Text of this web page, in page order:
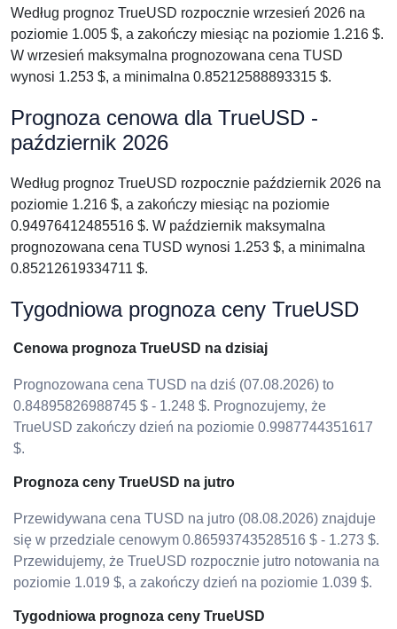
Według prognoz TrueUSD rozpocznie wrzesień 2026 na
poziomie 1.005 $, a zakończy miesiąc na poziomie 1.216 $.
W wrzesień maksymalna prognozowana cena TUSD
wynosi 1.253 $, a minimalna 0.85212588893315 $.
Prognoza cenowa dla TrueUSD -
październik 2026
Według prognoz TrueUSD rozpocznie październik 2026 na
poziomie 1.216 $, a zakończy miesiąc na poziomie
0.94976412485516 $. W październik maksymalna
prognozowana cena TUSD wynosi 1.253 $, a minimalna
0.85212619334711 $.
Tygodniowa prognoza ceny TrueUSD
Cenowa prognoza TrueUSD na dzisiaj
Prognozowana cena TUSD na dziś (07.08.2026) to
0.84895826988745 $ - 1.248 $. Prognozujemy, że
TrueUSD zakończy dzień na poziomie 0.9987744351617
$.
Prognoza ceny TrueUSD na jutro
Przewidywana cena TUSD na jutro (08.08.2026) znajduje
się w przedziale cenowym 0.86593743528516 $ - 1.273 $.
Przewidujemy, że TrueUSD rozpocznie jutro notowania na
poziomie 1.019 $, a zakończy dzień na poziomie 1.039 $.
Tygodniowa prognoza ceny TrueUSD